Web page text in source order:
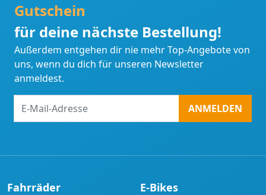
Gutschein
für deine nächste Bestellung!
Außerdem entgehen dir nie mehr Top-Angebote von
uns, wenn du dich für unseren Newsletter
anmeldest.
Mail-
ANMELDEN
Fahrräder E-Bikes